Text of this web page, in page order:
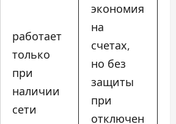
работает
только
при
наличии
сети
экономия
на
счетах,
но без
защиты
при
отключен